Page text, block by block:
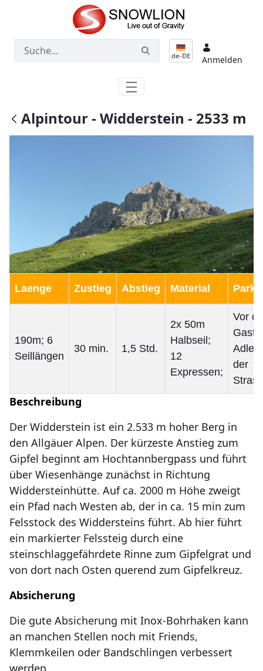
Zum Hauptinhalt springen
de-DE Anmelden
Alpintour - Widderstein - 2533 m
Laenge Zustieg Abstieg Material
190m; 6
Seillängen
30 min. 1,5 Std.
2x 50m
Halbseil;
12
Expressen;
Vor
Adler
der
Beschreibung
Der Widderstein ist ein 2.533 m hoher Berg in
den Allgäuer Alpen. Der kürzeste Anstieg zum
Gipfel beginnt am Hochtannbergpass und führt
über Wiesenhänge zunächst in Richtung
Widdersteinhütte. Auf ca. 2000 m Höhe zweigt
ein Pfad nach Westen ab, der in ca. 15 min zum
Felsstock des Widdersteins führt. Ab hier führt
ein markierter Felssteig durch eine
steinschlaggefährdete Rinne zum Gipfelgrat und
von dort nach Osten querend zum Gipfelkreuz.
Absicherung
Die gute Absicherung mit Inox-Bohrhaken kann
an manchen Stellen noch mit Friends,
Klemmkeilen oder Bandschlingen verbessert
werden.